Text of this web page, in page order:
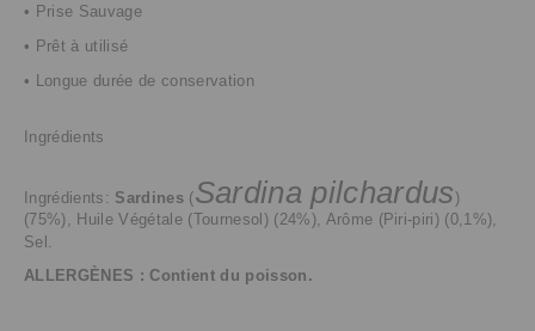
• Prise Sauvage
• Prêt à utilisé
• Longue durée de conservation
Ingrédients
Ingrédients: Sardines(Sardina pilchardus)
(75%), Huile Végétale (Tournesol) (24%), Arôme (Piri-piri) (0,1%),
Sel.
ALLERGÈNES : Contient du poisson.